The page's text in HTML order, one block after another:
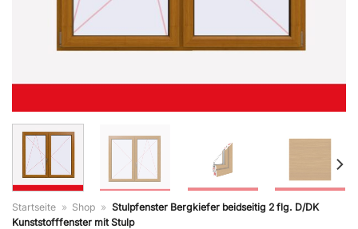
Startseite » Shop » Stulpfenster Bergkiefer beidseitig 2 flg. D/DK
Kunststofffenster mit Stulp